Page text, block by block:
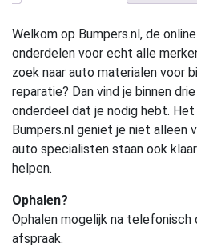
Welkom op Bumpers.nl, de
onderdelen voor echt alle
zoek naar auto materialen voor
reparatie? Dan vind je binnen
onderdeel dat je nodig hebt.
Bumpers.nl geniet je niet alleen
auto specialisten staan ook
helpen.
Ophalen?
Ophalen mogelijk na
afspraak.